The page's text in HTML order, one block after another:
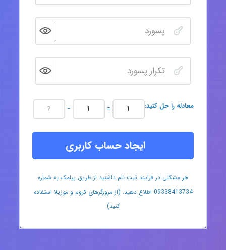
:معادله را حل کنید − =
ایجاد حساب کاربری
هر مشکلی در فرایند ثبت نام داشتید از طریق پیامک به شماره
09338413734 اطلاع دهید. (از مرورگرهای کروم و موزیلا استفاده
کنید)